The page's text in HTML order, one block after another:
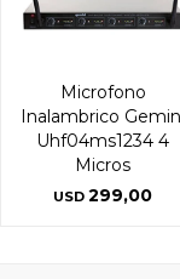
Microfono
Inalambrico
Uhf04ms1234 4
Micros
USD 299,00